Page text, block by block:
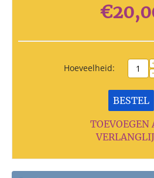
€
Hoeveelheid:
BESTEL
TOEVOEGEN